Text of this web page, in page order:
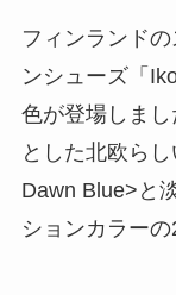
フィンランド
ンシューズ「
色が登場しま
とした北欧ら
Dawn Blue>と
ションカラーの